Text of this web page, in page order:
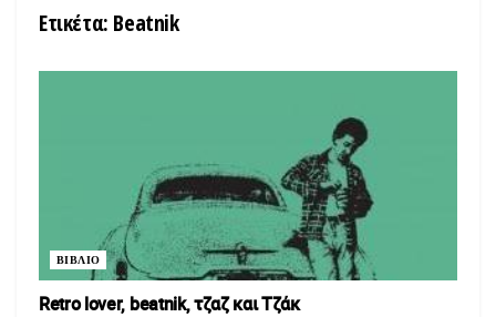
Ετικέτα: Beatnik
ΒΙΒΛΙΟ
Retro lover, beatnik, τζαζ και Τζάκ